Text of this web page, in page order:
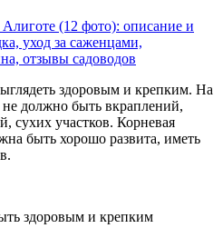
(12 фото): описание и
уход за саженцами,
отзывы садоводов
здоровым и крепким. На
не должно быть вкраплений,
сухих участков. Корневая
быть хорошо развита, иметь
здоровым и крепким